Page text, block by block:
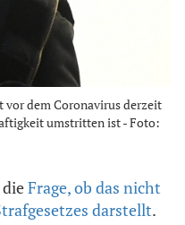
vor dem Coronavirus derzeit
umstritten ist - Foto:
Frage, ob das nicht
darstellt.